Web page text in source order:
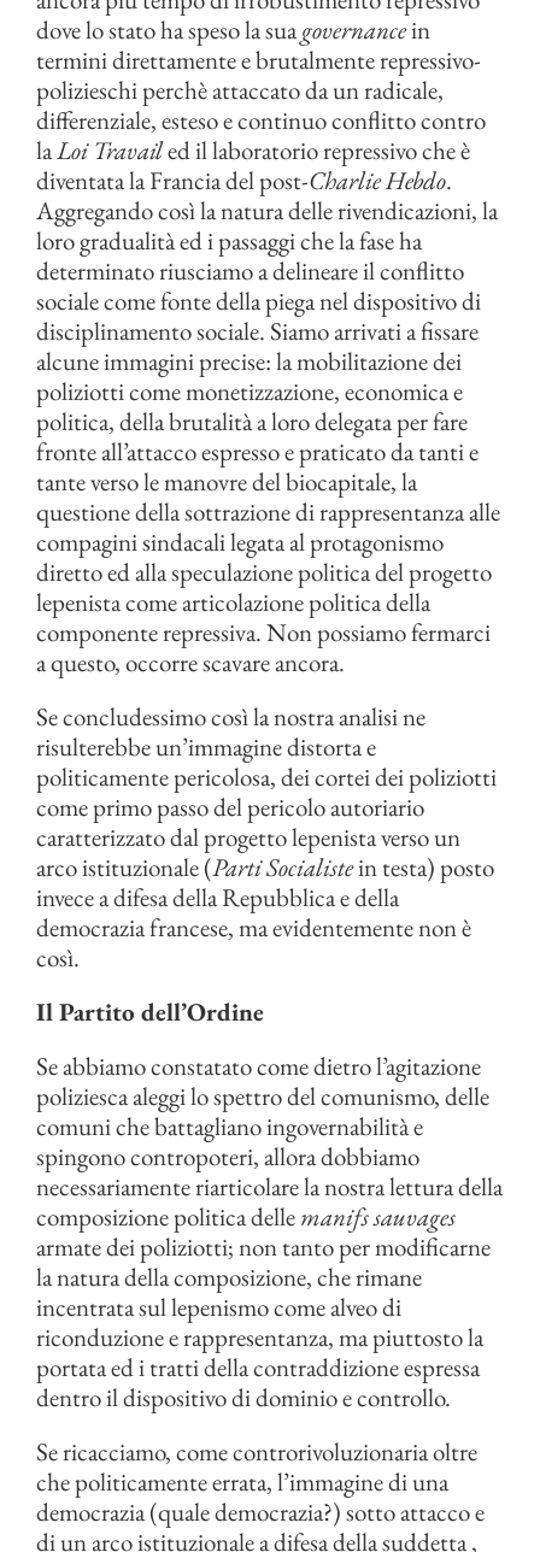
dove lo stato ha speso la suagovernancein
termini direttamente e brutalmente repressivo-
polizieschi perchè attaccato da un radicale,
differenziale, esteso e continuo conflitto contro
laLoi Travailed il laboratorio repressivo che è
diventata la Francia del post-Charlie Hebdo.
Aggregando così la natura delle rivendicazioni, la
loro gradualità ed i passaggi che la fase ha
determinato riusciamo a delineare il conflitto
sociale come fonte della piega nel dispositivo di
disciplinamento sociale. Siamo arrivati a fissare
alcune immagini precise: la mobilitazione dei
poliziotti come monetizzazione, economica e
politica, della brutalità a loro delegata per fare
fronte all’attacco espresso e praticato da tanti e
tante verso le manovre del biocapitale, la
questione della sottrazione di rappresentanza alle
compagini sindacali legata al protagonismo
diretto ed alla speculazione politica del progetto
lepenista come articolazione politica della
componente repressiva. Non possiamo fermarci
a questo, occorre scavare ancora.
Se concludessimo così la nostra analisi ne
risulterebbe un’immagine distorta e
politicamente pericolosa, dei cortei dei poliziotti
come primo passo del pericolo autoriario
caratterizzato dal progetto lepenista verso un
arco istituzionale (Parti Socialistein testa) posto
invece a difesa della Repubblica e della
democrazia francese, ma evidentemente non è
così.
Il Partito dell’Ordine
Se abbiamo constatato come dietro l’agitazione
poliziesca aleggi lo spettro del comunismo, delle
comuni che battagliano ingovernabilità e
spingono contropoteri, allora dobbiamo
necessariamente riarticolare la nostra lettura della
composizione politica dellemanifs sauvages
armate dei poliziotti; non tanto per modificarne
la natura della composizione, che rimane
incentrata sul lepenismo come alveo di
riconduzione e rappresentanza, ma piuttosto la
portata ed i tratti della contraddizione espressa
dentro il dispositivo di dominio e controllo.
Se ricacciamo, come controrivoluzionaria oltre
che politicamente errata, l’immagine di una
democrazia (quale democrazia?) sotto attacco e
di un arco istituzionale a difesa della suddetta ,